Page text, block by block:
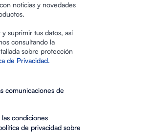
noticias y novedades
suprimir tus datos, así
consultando la
sobre protección
de Privacidad.
comunicaciones de
condiciones
de privacidad sobre